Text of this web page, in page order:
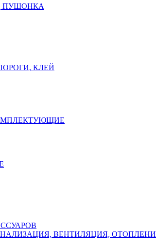
ПУШОНКА
КЛЕЙ
ВЕНТИЛЯЦИЯ, ОТОПЛЕНИ